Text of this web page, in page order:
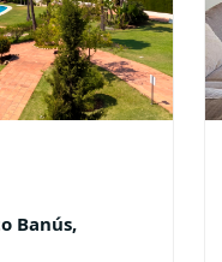
Banús,